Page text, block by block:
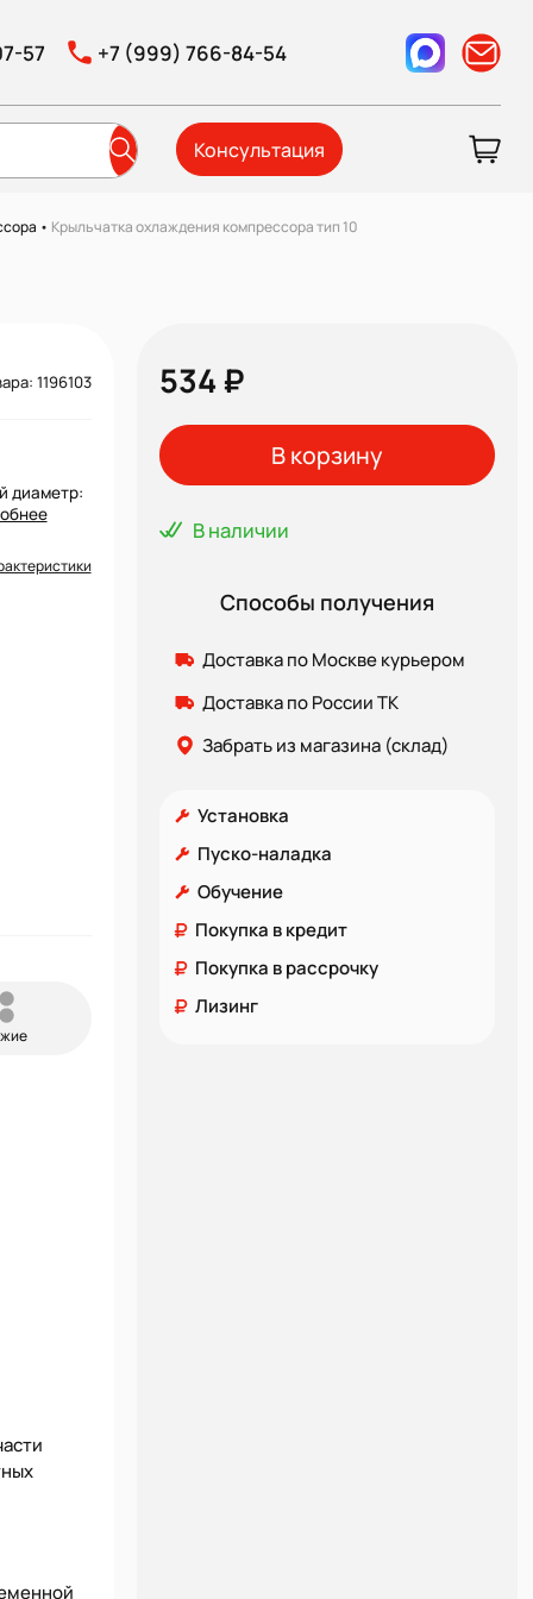
57 +7 (999) 766-84-54
Консультация
• Крыльчатка охлаждения компрессора тип 10
1196103
диаметр:
534 ₽
В корзину
В наличии
Способы получения
Доставка по Москве курьером
Доставка по России ТК
Забрать из магазина (склад)
Установка
Пуско-наладка
Обучение
Покупка в кредит
Покупка в рассрочку
Лизинг